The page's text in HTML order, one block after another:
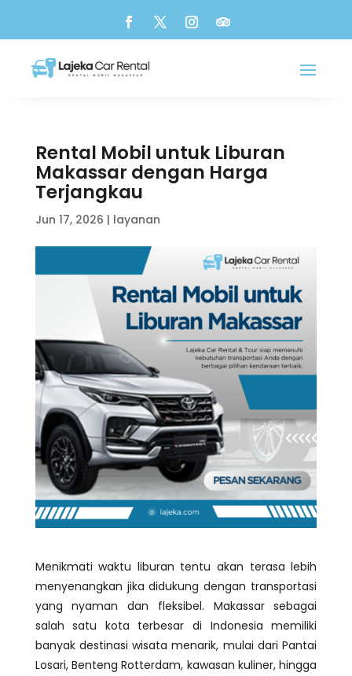
Rental Mobil untuk Liburan
Makassar dengan Harga
Terjangkau
Jun 17, 2026 | layanan
Menikmati waktu liburan tentu akan terasa lebih
menyenangkan jika didukung dengan transportasi
yang nyaman dan fleksibel. Makassar sebagai
salah satu kota terbesar di Indonesia memiliki
banyak destinasi wisata menarik, mulai dari Pantai
Losari, Benteng Rotterdam, kawasan kuliner, hingga